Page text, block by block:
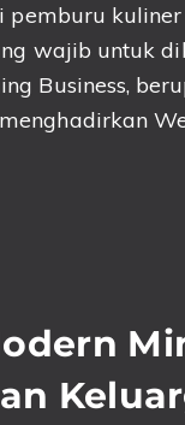
pemburu
wajib untuk
Business,